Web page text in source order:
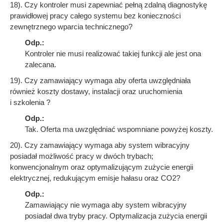
18). Czy kontroler musi zapewniać pełną zdalną diagnostykę
prawidłowej pracy całego systemu bez konieczności
zewnętrznego wparcia technicznego?
Odp.:
Kontroler nie musi realizować takiej funkcji ale jest ona
zalecana.
19). Czy zamawiający wymaga aby oferta uwzględniała
również koszty dostawy, instalacji oraz uruchomienia
i szkolenia ?
Odp.:
Tak. Oferta ma uwzględniać wspomniane powyżej koszty.
20). Czy zamawiający wymaga aby system wibracyjny
posiadał możliwość pracy w dwóch trybach;
konwencjonalnym oraz optymalizującym zużycie energii
elektrycznej, redukującym emisje hałasu oraz CO2?
Odp.:
Zamawiający nie wymaga aby system wibracyjny
posiadał dwa tryby pracy. Optymalizacja zużycia energii